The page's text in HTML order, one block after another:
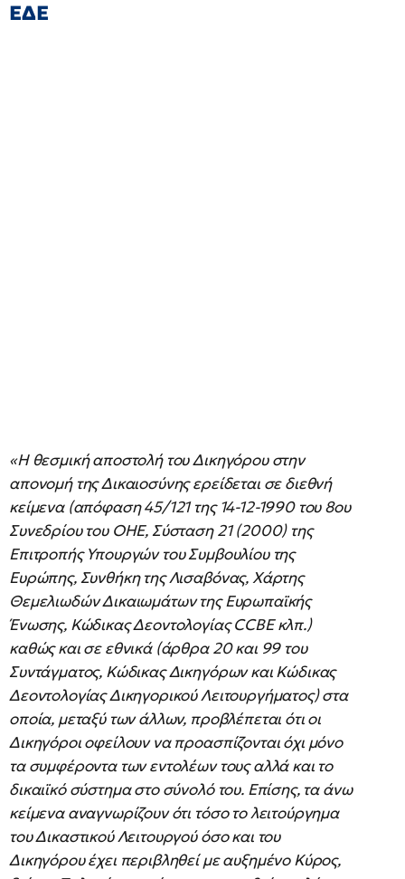
ΕΔΕ
«Η θεσμική αποστολή του Δικηγόρου στην
απονομή της Δικαιοσύνης ερείδεται σε διεθνή
κείμενα (απόφαση 45/121 της 14-12-1990 του 8ου
Συνεδρίου του ΟΗΕ, Σύσταση 21 (2000) της
Επιτροπής Υπουργών του Συμβουλίου της
Ευρώπης, Συνθήκη της Λισαβόνας, Χάρτης
Θεμελιωδών Δικαιωμάτων της Ευρωπαϊκής
Ένωσης, Κώδικας Δεοντολογίας CCBE κλπ.)
καθώς και σε εθνικά (άρθρα 20 και 99 του
Συντάγματος, Κώδικας Δικηγόρων και Κώδικας
Δεοντολογίας Δικηγορικού Λειτουργήματος) στα
οποία, μεταξύ των άλλων, προβλέπεται ότι οι
Δικηγόροι οφείλουν να προασπίζονται όχι μόνο
τα συμφέροντα των εντολέων τους αλλά και το
δικαιϊκό σύστημα στο σύνολό του. Επίσης, τα άνω
κείμενα αναγνωρίζουν ότι τόσο το λειτούργημα
του Δικαστικού Λειτουργού όσο και του
Δικηγόρου έχει περιβληθεί με αυξημένο Κύρος,